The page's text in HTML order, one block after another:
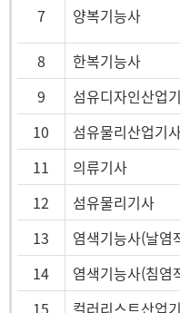
7 양복기능사
8 한복기능사
9
섬유디자인산업
10
섬유물리산업기
11
의류기사
12
섬유물리기사
13
염색기능사(날염
14
염색기능사(침염
15
컬러리스트산업